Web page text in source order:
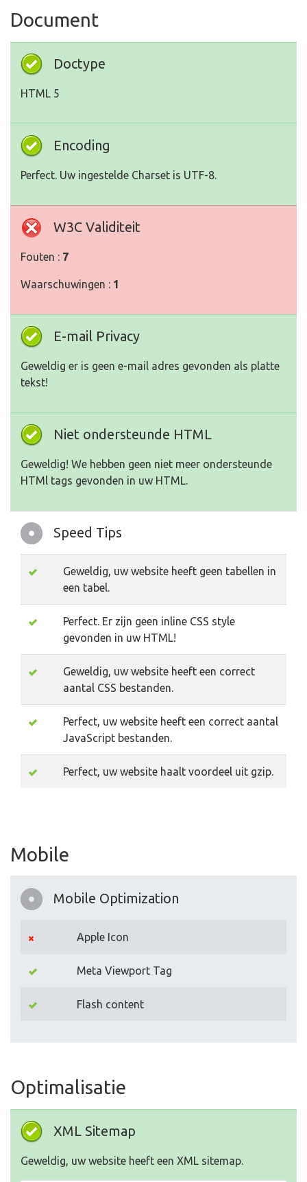
Document
Doctype
HTML 5
Encoding
Perfect. Uw ingestelde Charset is UTF-8.
W3C Validiteit
Fouten : 7
Waarschuwingen : 1
E-mail Privacy
Geweldig er is geen e-mail adres gevonden als platte
tekst!
Niet ondersteunde HTML
Geweldig! We hebben geen niet meer ondersteunde
HTMl tags gevonden in uw HTML.
Speed Tips
Geweldig, uw website heeft geen tabellen in
een tabel.
Perfect. Er zijn geen inline CSS style
gevonden in uw HTML!
Geweldig, uw website heeft een correct
aantal CSS bestanden.
Perfect, uw website heeft een correct aantal
JavaScript bestanden.
Perfect, uw website haalt voordeel uit gzip.
Mobile
Mobile Optimization
Apple Icon
Meta Viewport Tag
Flash content
Optimalisatie
XML Sitemap
Geweldig, uw website heeft een XML sitemap.